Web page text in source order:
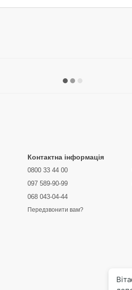
Контактна інформація
0800 33 44 00
097 589-90-99
068 043-04-44
Передзвонити вам?